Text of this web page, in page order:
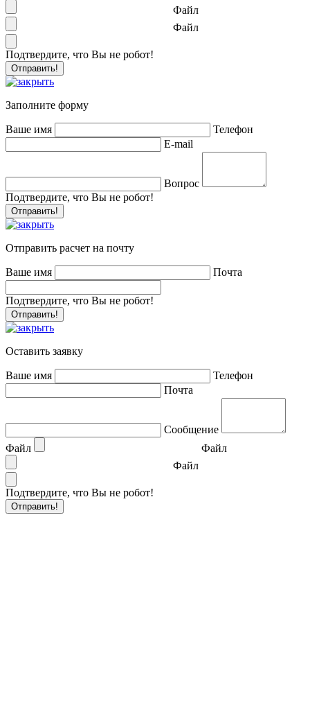
Файл
Файл
Подтвердите, что Вы не робот!
Заполните форму
Ваше имя
Телефон
E-mail
Вопрос
Подтвердите, что Вы не робот!
Отправить расчет на почту
Ваше имя Почта
Подтвердите, что Вы не робот!
Оставить заявку
Ваше имя
Телефон
Почта
Сообщение
Файл
Файл
Файл
Подтвердите, что Вы не робот!